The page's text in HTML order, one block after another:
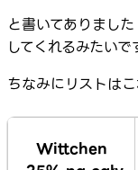
と書いてありまし
してくれるみたいで
ちなみにリストは
Wittchen